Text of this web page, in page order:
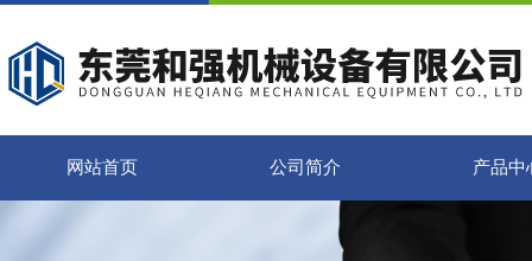
网站首页 公司简介 产品中